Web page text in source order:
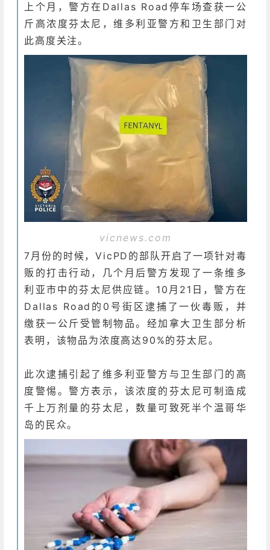
上个月，警方在Dallas Road停车场查获一公
斤高浓度芬太尼，维多利亚警方和卫生部门对
此高度关注。
vicnews.com
7月份的时候，VicPD的部队开启了一项针对毒
贩的打击行动，几个月后警方发现了一条维多
利亚市中的芬太尼供应链。 10月21日，警方在
Dallas Road的0号街区逮捕了一伙毒贩，并
缴获一公斤受管制物品。经加拿大卫生部分析
表明，该物品为浓度高达90%的芬太尼。
此次逮捕引起了维多利亚警方与卫生部门的高
度警惕。警方表示，该浓度的芬太尼可制造成
千上万剂量的芬太尼，数量可致死半个温哥华
岛的民众。